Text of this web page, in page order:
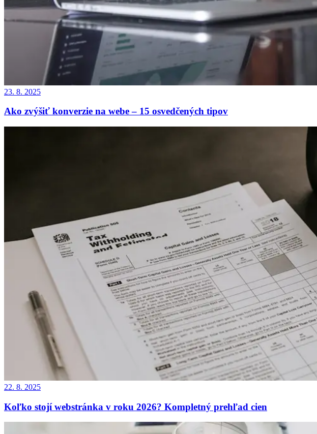
23. 8. 2025
Ako zvýšiť konverzie na webe – 15 osvedčených tipov
22. 8. 2025
Koľko stojí webstránka v roku 2026? Kompletný prehľad cien